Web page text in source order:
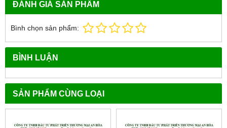
ĐÁNH GIÁ SẢN PHẨM
Bình chọn sản phẩm:
BÌNH LUẬN
SẢN PHẨM CÙNG LOẠI